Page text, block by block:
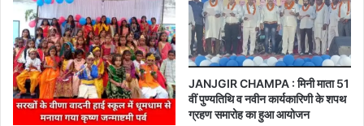
JANJGIR CHAMPA : मिनी माता 51
वीं पुण्यतिथि व नवीन कार्यकारिणी के शपथ
ग्रहण समारोह का हुआ आयोजन